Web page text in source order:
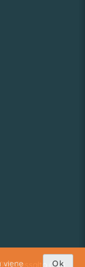
viene Ok
Cessalto (TV)